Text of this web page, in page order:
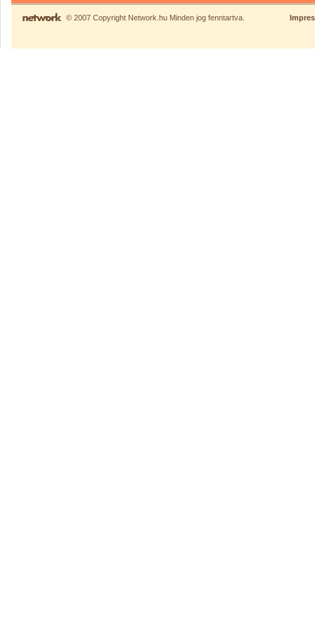
© 2007 Copyright Network.hu Minden jog fenntartva.